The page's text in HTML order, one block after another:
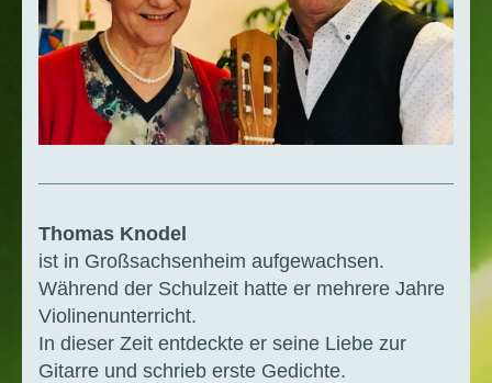
Thomas Knodel
ist in Großsachsenheim aufgewachsen.
Während der Schulzeit hatte er mehrere Jahre
Violinenunterricht.
In dieser Zeit entdeckte er seine Liebe zur
Gitarre und schrieb erste Gedichte.